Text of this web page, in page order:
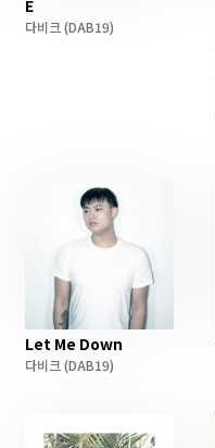
E
다비크 (DAB19)
Let Me Down
다비크 (DAB19)